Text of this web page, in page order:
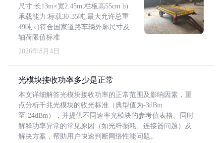
尺寸:长13m×宽2.45m,栏板高55cm b)
承载能力:标载30-35吨,最大允许总重
49吨 c)符合国家道路车辆外廓尺寸及
轴荷限值标准
2026年8月4日
光模块接收功率多少是正常
本文详细解答光模块接收功率的正常范围及影响因素，重
点分析千兆光模块的收光标准（典型值为-3dBm
至-24dBm），并提供不同速率光模块的参考值表格。同时
解释功率异常的常见原因（如光纤损耗、连接器问题）及
解决方案，帮助用户快速判断网络性能问题。